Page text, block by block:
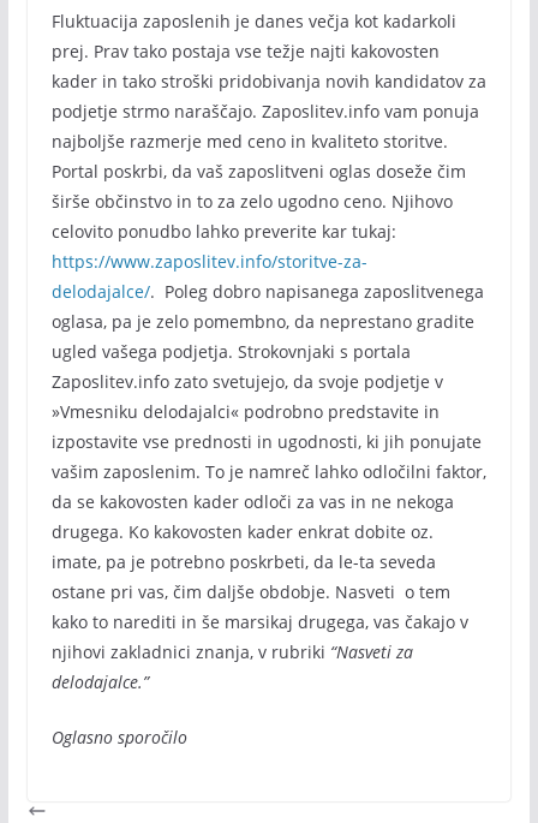
Fluktuacija zaposlenih je danes večja kot kadarkoli
prej. Prav tako postaja vse težje najti kakovosten
kader in tako stroški pridobivanja novih kandidatov za
podjetje strmo naraščajo. Zaposlitev.info vam ponuja
najboljše razmerje med ceno in kvaliteto storitve.
Portal poskrbi, da vaš zaposlitveni oglas doseže čim
širše občinstvo in to za zelo ugodno ceno. Njihovo
celovito ponudbo lahko preverite kar tukaj:
https://www.zaposlitev.info/storitve-za-
delodajalce/. Poleg dobro napisanega zaposlitvenega
oglasa, pa je zelo pomembno, da neprestano gradite
ugled vašega podjetja. Strokovnjaki s portala
Zaposlitev.info zato svetujejo, da svoje podjetje v
»Vmesniku delodajalci« podrobno predstavite in
izpostavite vse prednosti in ugodnosti, ki jih ponujate
vašim zaposlenim. To je namreč lahko odločilni faktor,
da se kakovosten kader odloči za vas in ne nekoga
drugega. Ko kakovosten kader enkrat dobite oz.
imate, pa je potrebno poskrbeti, da le-ta seveda
ostane pri vas, čim daljše obdobje. Nasveti o tem
kako to narediti in še marsikaj drugega, vas čakajo v
njihovi zakladnici znanja, v rubriki “Nasveti za
delodajalce.”
Oglasno sporočilo